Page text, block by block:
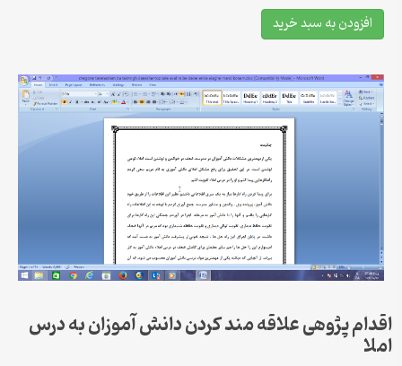
افزودن به سبد خرید
اقدام پژوهی علاقه مند کردن دانش آموزان به درس
املا